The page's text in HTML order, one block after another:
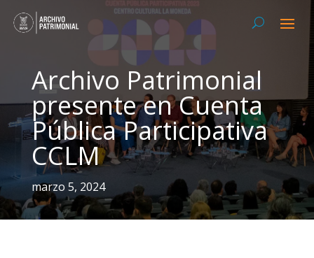
Archivo Patrimonial
presente en Cuenta
Pública Participativa
CCLM
marzo 5, 2024